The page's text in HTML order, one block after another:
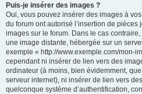
Puis-je insérer des images ?
Oui, vous pouvez insérer des images à
du forum ont autorisé l’insertion de
images sur le forum. Dans le cas
une image distante, hébergée sur un
exemple « http://www.exemple.com/mon-
cependant ni insérer de lien vers des
ordinateur (à moins, bien évidemment,
serveur internet), ni insérer de lien vers
quelconque système d’authentification,